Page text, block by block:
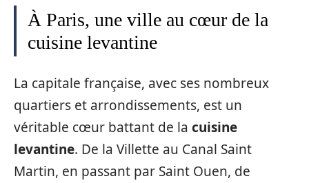
À Paris, une ville au cœur de la
cuisine levantine
La capitale française, avec ses nombreux
quartiers et arrondissements, est un
véritable cœur battant de la cuisine
levantine. De la Villette au Canal Saint
Martin, en passant par Saint Ouen, de